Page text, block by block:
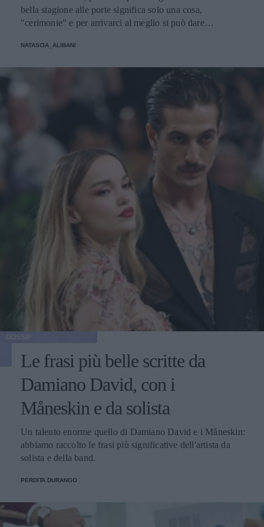
bella stagione alle porte significa solo una cosa,
"cerimonie" e per arrivarci al meglio si può dare
NATASCIA_ALIBANI
Le frasi più belle scritte da
Damiano David, con i
Måneskin e da solista
Un talento enorme quello di Damiano David e i Måneskin:
abbiamo raccolto le frasi più significative dell'artista da
solista e della band.
PERDITA DURANGO